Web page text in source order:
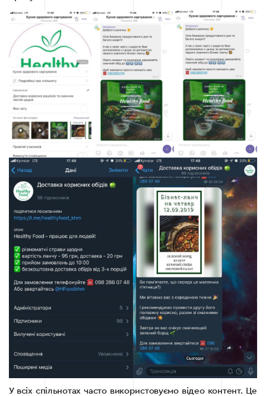
У всіх спільнотах часто використовуємо відео контент. Це